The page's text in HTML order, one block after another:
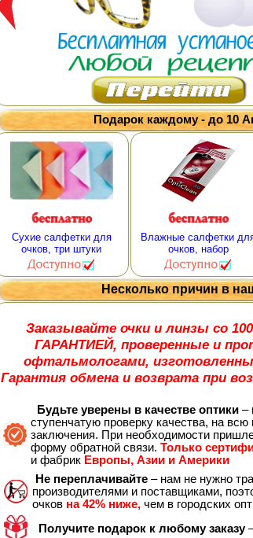
Подарок каждому - до 10
Сухие салфетки для
очков, три штуки
Влажные салфетки
очков, набор
Несколько причин в
Заказывайте очки и линзы со
ГАРАНТИЕЙ, проверенные и
офтальмологами,
Гарантия обмена и возврата при
Будьте уверены в качестве оптики –
ступенчатую проверку качества, на
заключения. При необходимости
форму обратной связи. Только
и фабрик Европы, Азии и Америки
Не переплачивайте – нам не нужно
производителями и поставщиками,
очков на 42% ниже, чем в городских
Получите подарок к любому заказу